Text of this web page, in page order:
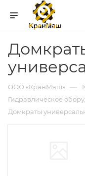
ООО «КранМаш» —
Гидравлическое
Домкраты